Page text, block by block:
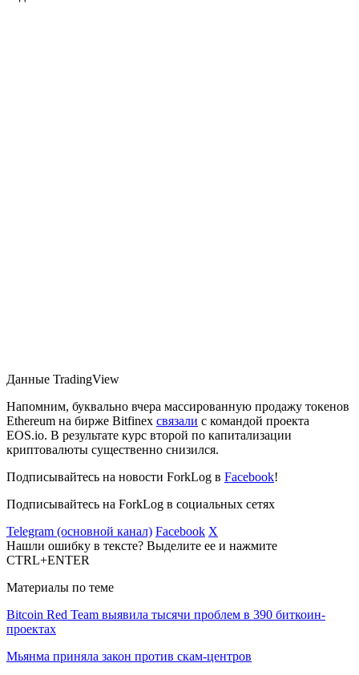
Данные TradingView
Напомним, буквально вчера массированную продажу токенов
Ethereum на бирже Bitfinex связали с командой проекта
EOS.io. В результате курс второй по капитализации
криптовалюты существенно снизился.
Подписывайтесь на новости ForkLog в Facebook!
Подписывайтесь на ForkLog в социальных сетях
Telegram (основной канал) Facebook X
Нашли ошибку в тексте? Выделите ее и нажмите
CTRL+ENTER
Материалы по теме
Bitcoin Red Team выявила тысячи проблем в 390 биткоин-
проектах
Мьянма приняла закон против скам-центров